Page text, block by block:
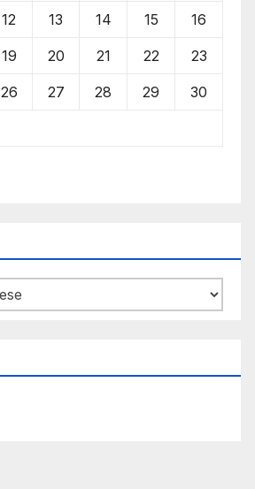
12 13 14 15 16
19 20 21 22 23
26 27 28 29 30